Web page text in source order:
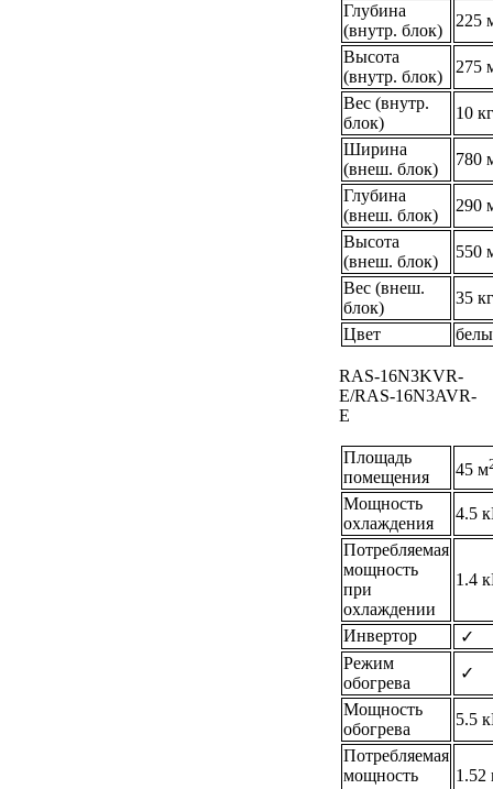
Глубина
(внутр. блок)
225
Высота
(внутр. блок)
275
Вес (внутр.
блок)
10 кг
Ширина
(внеш. блок)
780
Глубина
(внеш. блок)
290
Высота
(внеш. блок)
550
Вес (внеш.
блок)
35 кг
Цвет
RAS-16N3KVR-
E/RAS-16N3AVR-
E
Площадь
помещения
45 м
Мощность
охлаждения
4.5
Потребляемая
мощность
при
охлаждении
1.4
Инвертор
✓
Режим
обогрева
✓
Мощность
обогрева
5.5
Потребляемая
мощность
1.52